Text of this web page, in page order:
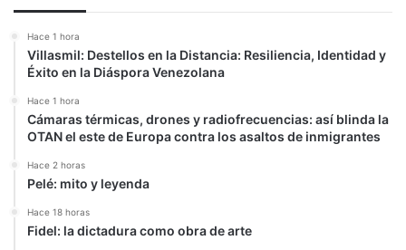
Hace 1 hora
Villasmil: Destellos en la Distancia: Resiliencia, Identidad y
Éxito en la Diáspora Venezolana
Hace 1 hora
Cámaras térmicas, drones y radiofrecuencias: así blinda la
OTAN el este de Europa contra los asaltos de inmigrantes
Hace 2 horas
Pelé: mito y leyenda
Hace 18 horas
Fidel: la dictadura como obra de arte